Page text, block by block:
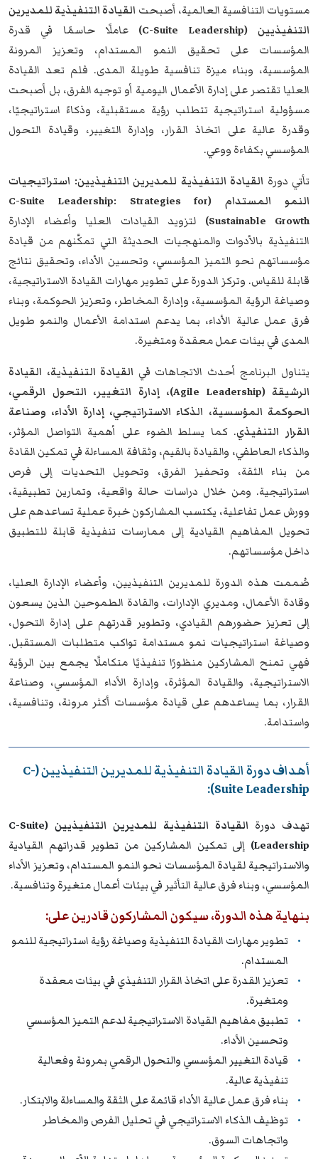
مستويات التنافسية العالمية، أصبحت القيادة التنفيذية للمديرين
التنفيذيين (C-Suite Leadership)
عاملًا حاسمًا في قدرة
المؤسسات على تحقيق النمو المستدام، وتعزيز المرونة
المؤسسية، وبناء ميزة تنافسية طويلة المدى. فلم تعد القيادة
العليا تقتصر على إدارة الأعمال اليومية أو توجيه الفرق، بل أصبحت
مسؤولية استراتيجية تتطلب رؤية مستقبلية، وذكاءً استراتيجيًا،
وقدرة عالية على اتخاذ القرار، وإدارة التغيير، وقيادة التحول
المؤسسي بكفاءة ووعي.
تأتي دورة القيادة التنفيذية للمديرين التنفيذيين: استراتيجيات
النمو المستدام (C-Suite Leadership: Strategies for
Sustainable Growth)
لتزويد القيادات العليا وأعضاء الإدارة
التنفيذية بالأدوات والمنهجيات الحديثة التي تمكّنهم من قيادة
مؤسساتهم نحو التميز المؤسسي، وتحسين الأداء، وتحقيق نتائج
قابلة للقياس. وتركز الدورة على تطوير مهارات القيادة الاستراتيجية،
وصياغة الرؤية المؤسسية، وإدارة المخاطر، وتعزيز الحوكمة، وبناء
فرق عمل عالية الأداء، بما يدعم استدامة الأعمال والنمو طويل
المدى في بيئات عمل معقدة ومتغيرة.
يتناول البرنامج أحدث الاتجاهات في القيادة التنفيذية، القيادة
الرشيقة (Agile Leadership)، إدارة التغيير، التحول الرقمي،
الحوكمة المؤسسية، الذكاء الاستراتيجي، إدارة الأداء، وصناعة
القرار التنفيذي. كما يسلط الضوء على أهمية التواصل المؤثر،
والذكاء العاطفي، والقيادة بالقيم، وثقافة المساءلة في تمكين القادة
من بناء الثقة، وتحفيز الفرق، وتحويل التحديات إلى فرص
استراتيجية. ومن خلال دراسات حالة واقعية، وتمارين تطبيقية،
وورش عمل تفاعلية، يكتسب المشاركون خبرة عملية تساعدهم على
تحويل المفاهيم القيادية إلى ممارسات تنفيذية قابلة للتطبيق
داخل مؤسساتهم.
صُممت هذه الدورة للمديرين التنفيذيين، وأعضاء الإدارة العليا،
وقادة الأعمال، ومديري الإدارات، والقادة الطموحين الذين يسعون
إلى تعزيز حضورهم القيادي، وتطوير قدرتهم على إدارة التحول،
وصياغة استراتيجيات نمو مستدامة تواكب متطلبات المستقبل.
فهي تمنح المشاركين منظورًا تنفيذيًا متكاملًا يجمع بين الرؤية
الاستراتيجية، والقيادة المؤثرة، وإدارة الأداء المؤسسي، وصناعة
القرار، بما يساعدهم على قيادة مؤسسات أكثر مرونة، وتنافسية،
واستدامة.
أهداف دورة القيادة التنفيذية للمديرين التنفيذيين (C-
Suite Leadership):
تهدف دورة
القيادة التنفيذية للمديرين التنفيذيين (C-Suite
Leadership) إلى تمكين المشاركين من تطوير قدراتهم القيادية
والاستراتيجية لقيادة المؤسسات نحو النمو المستدام، وتعزيز الأداء
المؤسسي، وبناء فرق عالية التأثير في بيئات أعمال متغيرة وتنافسية.
بنهاية هذه الدورة، سيكون المشاركون قادرين على:
تطوير مهارات القيادة التنفيذية وصياغة رؤية استراتيجية للنمو
المستدام.
تعزيز القدرة على اتخاذ القرار التنفيذي في بيئات معقدة
ومتغيرة.
تطبيق مفاهيم القيادة الاستراتيجية لدعم التميز المؤسسي
وتحسين الأداء.
قيادة التغيير المؤسسي والتحول الرقمي بمرونة وفعالية
تنفيذية عالية.
بناء فرق عمل عالية الأداء قائمة على الثقة والمساءلة والابتكار.
توظيف الذكاء الاستراتيجي في تحليل الفرص والمخاطر
واتجاهات السوق.